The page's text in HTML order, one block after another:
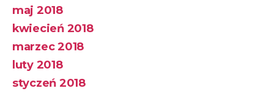
maj 2018
kwiecień 2018
marzec 2018
luty 2018
styczeń 2018